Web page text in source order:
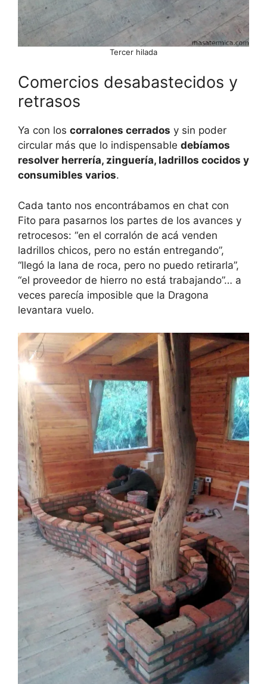
Tercer hilada
Comercios desabastecidos y
retrasos
Ya con los corralones cerrados y sin poder
circular más que lo indispensable debíamos
resolver herrería, zinguería, ladrillos cocidos y
consumibles varios.
Cada tanto nos encontrábamos en chat con
Fito para pasarnos los partes de los avances y
retrocesos: “en el corralón de acá venden
ladrillos chicos, pero no están entregando”,
“llegó la lana de roca, pero no puedo retirarla”,
“el proveedor de hierro no está trabajando”… a
veces parecía imposible que la Dragona
levantara vuelo.